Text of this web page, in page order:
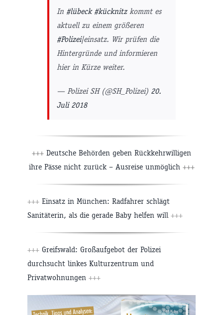
In #lübeck #kücknitzkommt es
aktuell zu einem größeren
#Polizei|einsatz. Wir prüfen die
Hintergründe und informieren
hier in Kürze weiter.
— Polizei SH (@SH_Polizei) 20.
Juli 2018
+++ Deutsche Behörden geben Rückkehrwilligen
ihre Pässe nicht zurück – Ausreise unmöglich +++
+++ Einsatz in München: Radfahrer schlägt
Sanitäterin, als die gerade Baby helfen will+++
+++ Greifswald: Großaufgebot der Polizei
durchsucht linkes Kulturzentrum und
Privatwohnungen +++